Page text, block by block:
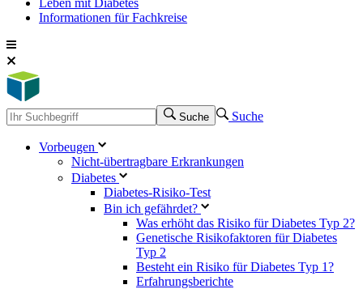
Informationen für Fachkreise
Suche Suche
Vorbeugen
Nicht-übertragbare Erkrankungen
Diabetes
Diabetes-Risiko-Test
Bin ich gefährdet?
Was erhöht das Risiko für Diabetes Typ 2?
Genetische Risikofaktoren für Diabetes
Typ 2
Besteht ein Risiko für Diabetes Typ 1?
Erfahrungsberichte